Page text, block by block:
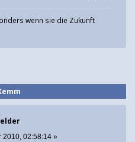
wenn sie die Zukunft
2010, 02:58:14 »